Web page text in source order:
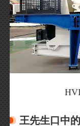
王先生口中